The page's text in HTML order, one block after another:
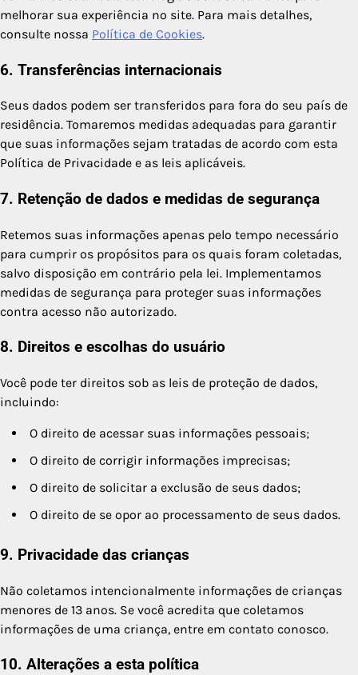
melhorar sua experiência no site. Para mais detalhes,
consulte nossa Política de Cookies.
6. Transferências internacionais
Seus dados podem ser transferidos para fora do seu país de
residência. Tomaremos medidas adequadas para garantir
que suas informações sejam tratadas de acordo com esta
Política de Privacidade e as leis aplicáveis.
7. Retenção de dados e medidas de segurança
Retemos suas informações apenas pelo tempo necessário
para cumprir os propósitos para os quais foram coletadas,
salvo disposição em contrário pela lei. Implementamos
medidas de segurança para proteger suas informações
contra acesso não autorizado.
8. Direitos e escolhas do usuário
Você pode ter direitos sob as leis de proteção de dados,
incluindo:
O direito de acessar suas informações pessoais;
O direito de corrigir informações imprecisas;
O direito de solicitar a exclusão de seus dados;
O direito de se opor ao processamento de seus dados.
9. Privacidade das crianças
Não coletamos intencionalmente informações de crianças
menores de 13 anos. Se você acredita que coletamos
informações de uma criança, entre em contato conosco.
10. Alterações a esta política